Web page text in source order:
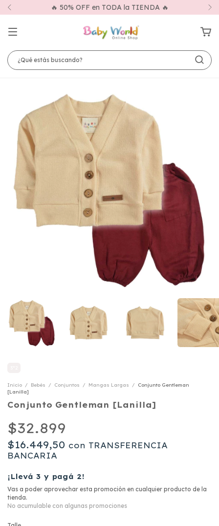
3x2 en Categorías Seleccionadas
Inicio / Bebés / Conjuntos / Mangas Largas /
Conjunto Gentleman
[Lanilla]
Conjunto Gentleman [Lanilla]
$32.899
$16.449,50 con TRANSFERENCIA
BANCARIA
¡Llevá 3 y pagá 2!
Vas a poder aprovechar esta promoción en cualquier producto de la
tienda.
No acumulable con algunas promociones